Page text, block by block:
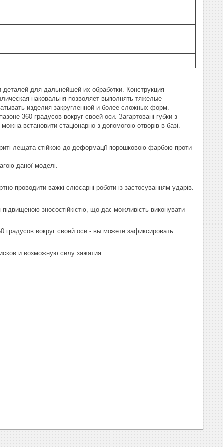
для дальнейшей их обработки. Конструкция
наковальня позволяет выполнять тяжелые
изделия закругленной и более сложных форм.
360 градусов вокруг своей оси. Загартовані губки з
встановити стаціонарно з допомогою отворів в базі.
лещата стійкою до деформації порошковою фарбою проти
даної моделі.
проводити важкі слюсарні роботи із застосуванням ударів.
підвищеною зносостійкістю, що дає можливість виконувати
градусов вокруг своей оси - вы можете зафиксировать
и возможную силу зажатия.